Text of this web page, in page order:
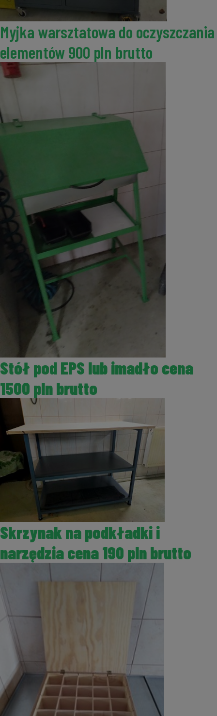
Myjka warsztatowa do oczyszczania
elementów 900 pln brutto
Stół pod EPS lub imadło cena
1500 pln brutto
Skrzynak na podkładki i
narzędzia cena 190 pln brutto